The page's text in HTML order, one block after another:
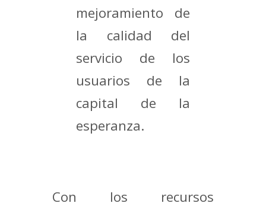
mejoramiento de
la calidad del
servicio de los
usuarios de la
capital de la
esperanza.
Con los recursos